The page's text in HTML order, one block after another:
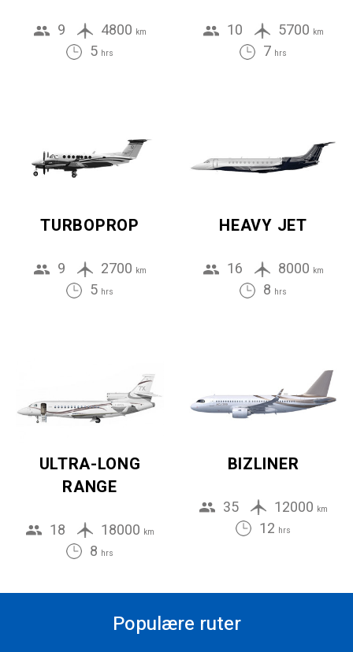
9 4800 km
5 hrs
10 5700 km
7 hrs
TURBOPROP
9 2700 km
5 hrs
HEAVY JET
16 8000 km
8 hrs
ULTRA-LONG
RANGE
18 18000 km
8 hrs
BIZLINER
35 12000 km
12 hrs
Populære ruter